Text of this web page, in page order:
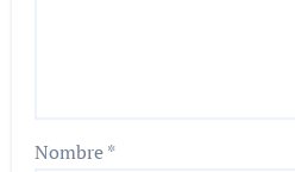
Nombre*